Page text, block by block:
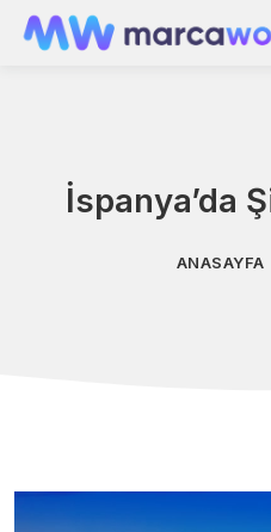
İspanya’da
ANASAYFA